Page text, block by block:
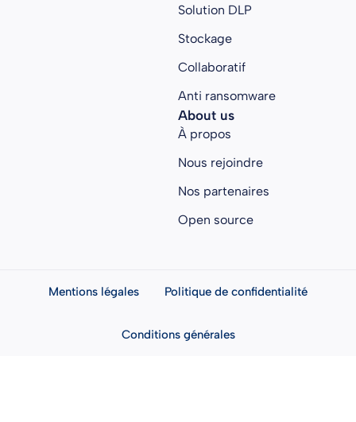
Solution DLP
Stockage
Collaboratif
Anti ransomware
About us
À propos
Nous rejoindre
Nos partenaires
Open source
Mentions légales Politique de confidentialité
Conditions générales